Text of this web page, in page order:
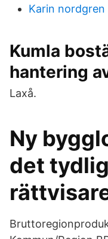
Karin nordgren
Kumla
hantering
Laxå.
Ny
det